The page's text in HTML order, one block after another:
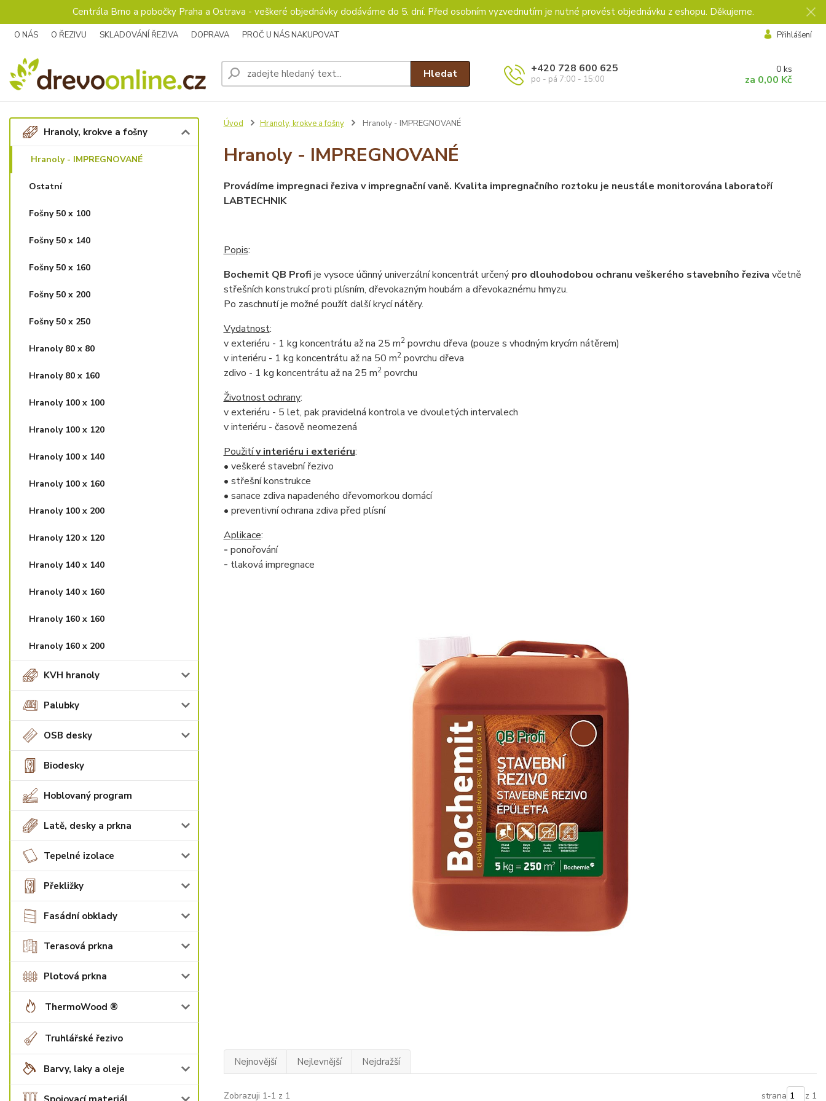
Centrála Brno a pobočky Praha a Ostrava - veškeré objednávky dodáváme do 5. dní. Před osobním vyzvednutím je nutné provést objednávku z eshopu. Děkujeme.
O NÁS O ŘEZIVU SKLADOVÁNÍ ŘEZIVA DOPRAVA PROČ U NÁS NAKUPOVAT Přihlášení
Hledat +420 728 600 625
po - pá 7:00 - 15:00
0 ks
za 0,00 Kč
Hranoly, krokve a fošny
Hranoly - IMPREGNOVANÉ
Ostatní
Fošny 50 x 100
Fošny 50 x 140
Fošny 50 x 160
Fošny 50 x 200
Fošny 50 x 250
Hranoly 80 x 80
Hranoly 80 x 160
Hranoly 100 x 100
Hranoly 100 x 120
Hranoly 100 x 140
Hranoly 100 x 160
Hranoly 100 x 200
Hranoly 120 x 120
Hranoly 140 x 140
Hranoly 140 x 160
Hranoly 160 x 160
Hranoly 160 x 200
KVH hranoly
Palubky
OSB desky
Biodesky
Hoblovaný program
Latě, desky a prkna
Tepelné izolace
Překližky
Fasádní obklady
Terasová prkna
Plotová prkna
ThermoWood ®
Truhlářské řezivo
Barvy, laky a oleje
Úvod Hranoly, krokve a fošny Hranoly - IMPREGNOVANÉ
Hranoly - IMPREGNOVANÉ
Provádíme impregnaci řeziva v impregnační vaně. Kvalita impregnačního roztoku je neustále monitorována laboratoří
LABTECHNIK
Popis:
Bochemit QB Profi je vysoce účinný univerzální koncentrát určený pro dlouhodobou ochranu veškerého stavebního řeziva včetně
střešních konstrukcí proti plísním, dřevokazným houbám a dřevokaznému hmyzu.
Po zaschnutí je možné použít další krycí nátěry.
Vydatnost:
v exteriéru - 1 kg koncentrátu až na 25 m2povrchu dřeva (pouze s vhodným krycím nátěrem)
v interiéru - 1 kg koncentrátu až na 50 m2povrchu dřeva
zdivo - 1 kg koncentrátu až na 25 m2povrchu
Životnost ochrany:
v exteriéru - 5 let, pak pravidelná kontrola ve dvouletých intervalech
v interiéru - časově neomezená
Použitív interiéru i exteriéru:
• veškeré stavební řezivo
• střešní konstrukce
• sanace zdiva napadeného dřevomorkou domácí
• preventivní ochrana zdiva před plísní
Aplikace:
- ponořování
- tlaková impregnace
Nejnovější Nejlevnější Nejdražší
Zobrazuji 1-1 z 1 strana z 1